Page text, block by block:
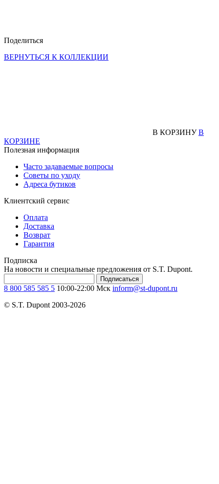
Поделиться
ВЕРНУТЬСЯ К КОЛЛЕКЦИИ
В КОРЗИНУ В
КОРЗИНЕ
Полезная информация
Часто задаваемые вопросы
Советы по уходу
Адреса бутиков
Клиентский сервис
Оплата
Доставка
Возврат
Гарантия
Подписка
На новости и специальные предложения от S.T. Dupont.
Подписаться
8 800 585 585 5 10:00-22:00 Мск inform@st-dupont.ru
© S.T. Dupont 2003-2026